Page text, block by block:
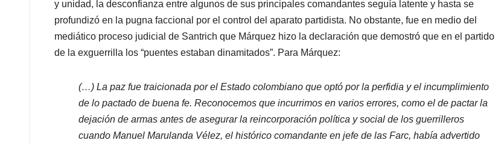
y unidad, la desconfianza entre algunos de sus principales comandantes seguía latente y hasta se
profundizó en la pugna faccional por el control del aparato partidista. No obstante, fue en medio del
mediático proceso judicial de Santrich que Márquez hizo la declaración que demostró que en el partido
de la exguerrilla los “puentes estaban dinamitados”. Para Márquez:
(…) La paz fue traicionada por el Estado colombiano que optó por la perfidia y el incumplimiento
de lo pactado de buena fe. Reconocemos que incurrimos en varios errores, como el de pactar la
dejación de armas antes de asegurar la reincorporación política y social de los guerrilleros
cuando Manuel Marulanda Vélez, el histórico comandante en jefe de las Farc, había advertido